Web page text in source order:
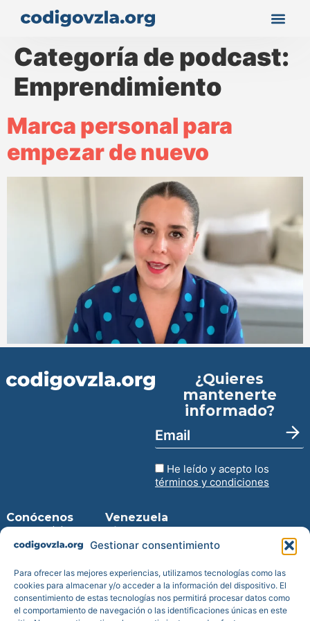
Gestionar consentimiento
Para ofrecer las mejores experiencias, utilizamos tecnologías como las
cookies para almacenar y/o acceder a la información del dispositivo. El
consentimiento de estas tecnologías nos permitirá procesar datos como
el comportamiento de navegación o las identificaciones únicas en este
Categoría de podcast:
Emprendimiento
Marca personal para
empezar de nuevo
¿Quieres
mantenerte
informado?
He leído y acepto los
términos y condiciones
Conócenos
Inicio
Prensa
Transparencia
Reportes de
impacto
Venezuela
Entra en la
Descarga
para iPhone
Descarga
para